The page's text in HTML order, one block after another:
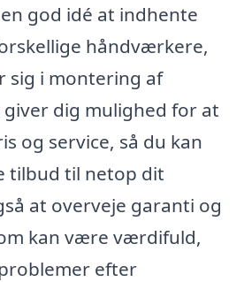
god idé at indhente
håndværkere,
sig i montering af
dig mulighed for at
og service, så du kan
tilbud til netop dit
at overveje garanti og
kan være værdifuld,
efter